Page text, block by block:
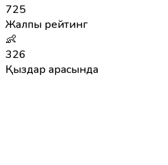
725
Жалпы рейтинг
👶
326
Қыздар арасында